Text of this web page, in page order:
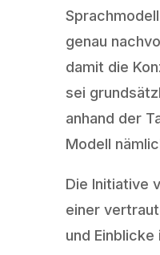
genau
damit die
sei
anhand der
Modell
Die Initiative
einer
und